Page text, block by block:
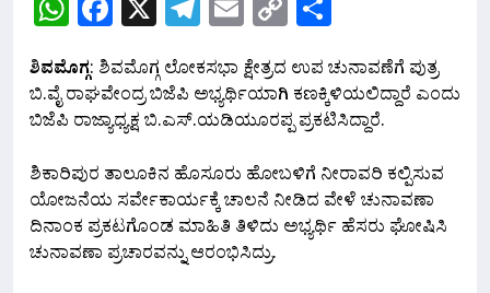
Link
ಶಿವಮೊಗ್ಗ: ಶಿವಮೊಗ್ಗ ಲೋಕಸಭಾ ಕ್ಷೇತ್ರದ ಉಪ ಚುನಾವಣೆಗೆ ಪುತ್ರ
ಬಿ.ವೈ ರಾಘವೇಂದ್ರ ಬಿಜೆಪಿ ಅಭ್ಯರ್ಥಿಯಾಗಿ ಕಣಕ್ಕಿಳಿಯಲಿದ್ದಾರೆ ಎಂದು
ಬಿಜೆಪಿ ರಾಜ್ಯಾಧ್ಯಕ್ಷ ಬಿ.ಎಸ್.ಯಡಿಯೂರಪ್ಪ ಪ್ರಕಟಿಸಿದ್ದಾರೆ.
ಶಿಕಾರಿಪುರ ತಾಲೂಕಿನ ಹೊಸೂರು ಹೋಬಳಿಗೆ ನೀರಾವರಿ ಕಲ್ಪಿಸುವ
ಯೋಜನೆಯ ಸರ್ವೇಕಾರ್ಯಕ್ಕೆ ಚಾಲನೆ ನೀಡಿದ ವೇಳೆ ಚುನಾವಣಾ
ದಿನಾಂಕ ಪ್ರಕಟಗೊಂಡ ಮಾಹಿತಿ ತಿಳಿದು ಅಭ್ಯರ್ಥಿ ಹೆಸರು ಘೋಷಿಸಿ
ಚುನಾವಣಾ ಪ್ರಚಾರವನ್ನು ಆರಂಭಿಸಿದ್ರು.